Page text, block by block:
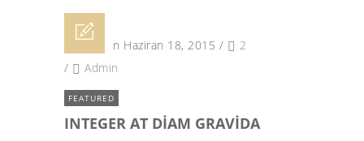
Posted on Haziran 18, 2015 /
2
/
Admin
FEATURED
INTEGER AT DIAM GRAVIDA